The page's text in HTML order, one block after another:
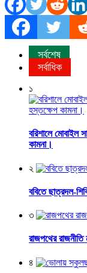
সর্বশেষ
সর্বাধিক
১
বরিশালে মোবাইল
কামনা।
২
ববিতে ছাত্রদল-
৩
রাজপথের রাজনীতি
৪